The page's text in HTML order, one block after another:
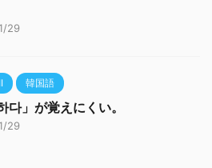
29
韓国語
다」が覚えにくい。
29